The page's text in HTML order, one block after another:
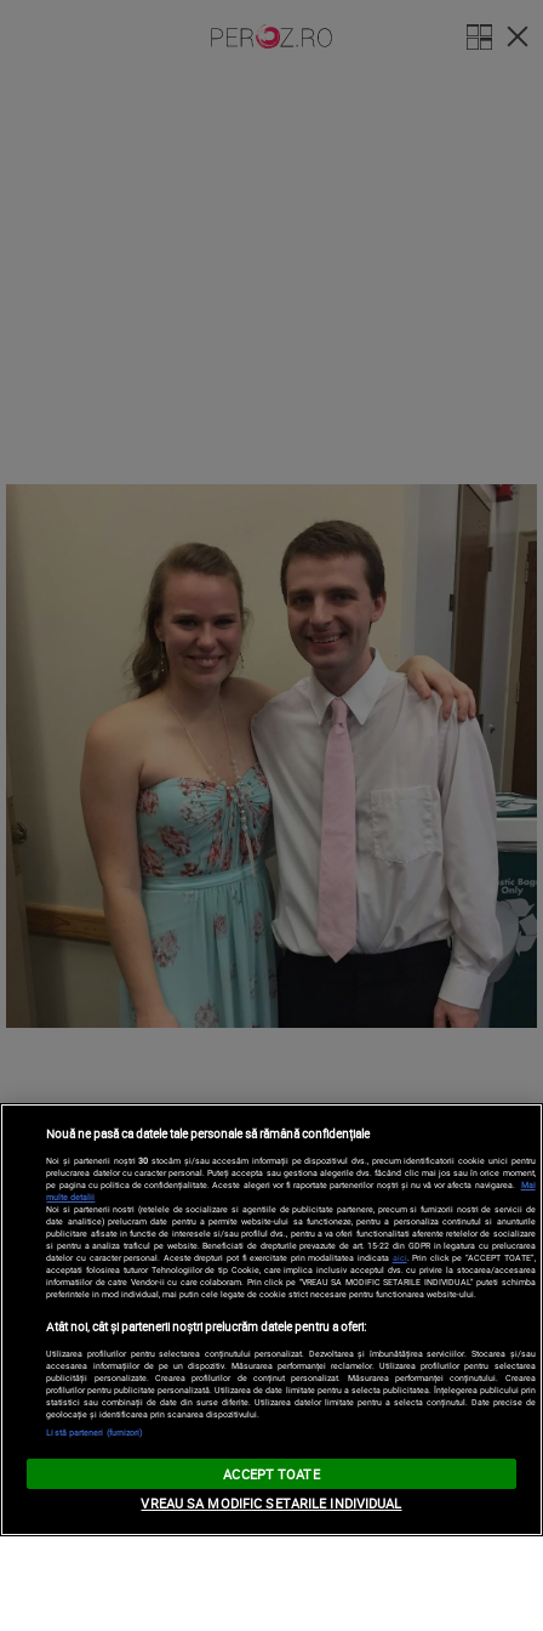
Nouă ne pasă ca datele tale personale să rămână confidențiale
Noi și partenerii noștri30 stocăm și/sau accesăm informații pe dispozitivul dvs., precum identificatorii cookie unici pentru
prelucrarea datelor cu caracter personal. Puteți accepta sau gestiona alegerile dvs. făcând clic mai jos sau în orice moment,
pe pagina cu politica de confidențialitate. Aceste alegeri vor fi raportate partenerilor noștri și nu vă vor afecta navigarea.
Mai
multe detalii
Noi si partenerii nostri (retelele de socializare si agentiile de publicitate partenere, precum si furnizorii nostri de servicii de
date analitice) prelucram date pentru a permite website-ului sa functioneze, pentru a personaliza continutul si anunturile
publicitare afisate in functie de interesele si/sau profilul dvs., pentru a va oferi functionalitati aferente retelelor de socializare
si pentru a analiza traficul pe website. Beneficiati de drepturile prevazute de art. 15-22 din GDPR in legatura cu prelucrarea
datelor cu caracter personal. Aceste drepturi pot fi exercitate prin modalitatea indicata aici. Prin click pe “ACCEPT TOATE”,
acceptati folosirea tuturor Tehnologiilor de tip Cookie, care implica inclusiv acceptul dvs. cu privire la stocarea/accesarea
informatiilor de catre Vendor-ii cu care colaboram. Prin click pe “VREAU SA MODIFIC SETARILE INDIVIDUAL” puteti schimba
preferintele in mod individual, mai putin cele legate de cookie strict necesare pentru functionarea website-ului.
Atât noi, cât și partenerii noștri prelucrăm datele pentru a oferi:
Utilizarea profilurilor pentru selectarea conținutului personalizat. Dezvoltarea și îmbunătățirea serviciilor. Stocarea și/sau
accesarea informațiilor de pe un dispozitiv. Măsurarea performanței reclamelor. Utilizarea profilurilor pentru selectarea
publicității personalizate. Crearea profilurilor de conținut personalizat. Măsurarea performanței conținutului. Crearea
profilurilor pentru publicitate personalizată. Utilizarea de date limitate pentru a selecta publicitatea. Înțelegerea publicului prin
statistici sau combinații de date din surse diferite. Utilizarea datelor limitate pentru a selecta conținutul. Date precise de
geolocație și identificarea prin scanarea dispozitivului.
Listă parteneri (furnizori)
ACCEPT TOATE
VREAU SA MODIFIC SETARILE INDIVIDUAL